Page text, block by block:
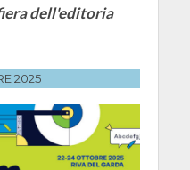
dell'editoria
2025